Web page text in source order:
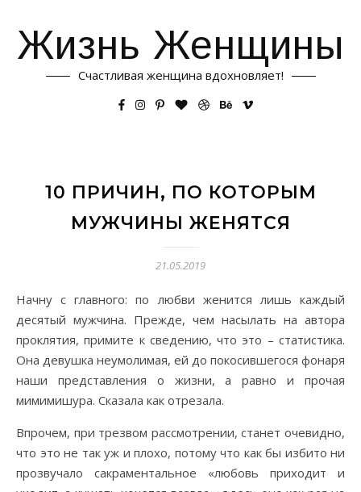
Жизнь Женщины
Счастливая женщина вдохновляет!
10 ПРИЧИН, ПО КОТОРЫМ
МУЖЧИНЫ ЖЕНЯТСЯ
21.05.2019
Начну с главного: по любви женится лишь каждый
десятый мужчина. Прежде, чем насылать на автора
проклятия, примите к сведению, что это – статистика.
Она девушка неумолимая, ей до покосившегося фонаря
наши представления о жизни, а равно и прочая
мимимишура. Сказала как отрезала.
Впрочем, при трезвом рассмотрении, станет очевидно,
что это не так уж и плохо, потому что как бы избито ни
прозвучало сакраментальное «любовь приходит и